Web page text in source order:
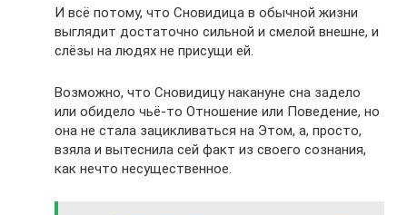
И всё потому, что Сновидица в обычной жизни
выглядит достаточно сильной и смелой внешне, и
слёзы на людях не присущи ей.
Возможно, что Сновидицу накануне сна задело
или обидело чьё-то Отношение или Поведение, но
она не стала зацикливаться на Этом, а, просто,
взяла и вытеснила сей факт из своего сознания,
как нечто несущественное.